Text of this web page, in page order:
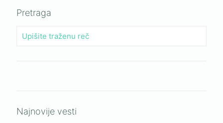
Pretraga
Najnovije vesti